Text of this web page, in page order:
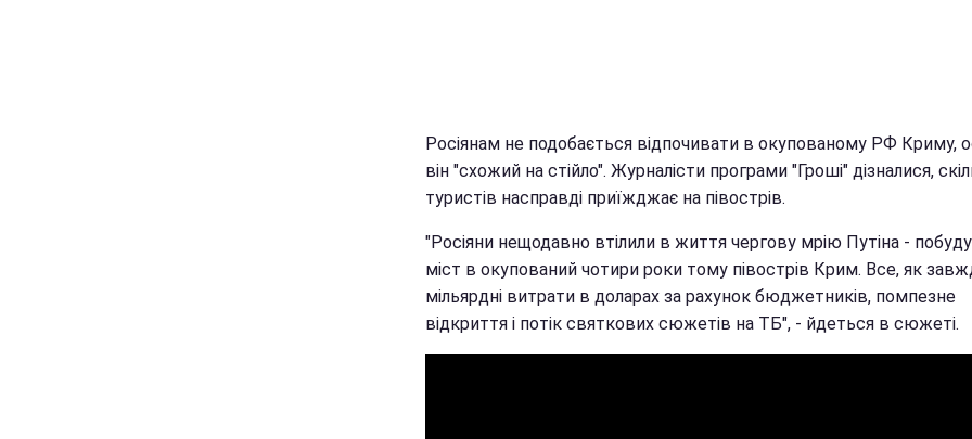
Росіянам не подобається відпочивати в окупованому РФ Криму,
він "схожий на стійло". Журналісти програми "Гроші" дізналися,
туристів насправді приїжджає на півострів.
"Росіяни нещодавно втілили в життя чергову мрію Путіна -
міст в окупований чотири роки тому півострів Крим. Все, як
мільярдні витрати в доларах за рахунок бюджетників, помпезне
відкриття і потік святкових сюжетів на ТБ", - йдеться в сюжеті.